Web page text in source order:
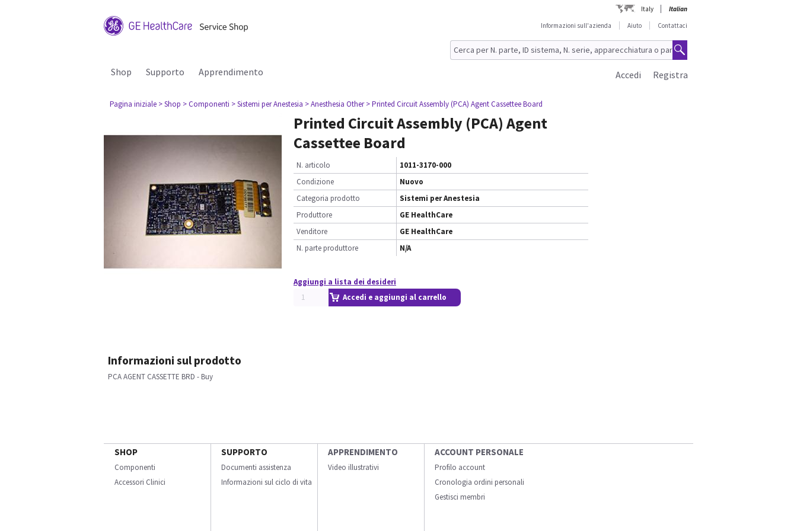
Italy
Italian
Informazioni sull'azienda
Aiuto Contattaci
Shop Supporto Apprendimento Registra
Accedi
Pagina iniziale > Shop > Componenti > Sistemi per Anestesia > Anesthesia Other > Printed Circuit Assembly (PCA) Agent Cassettee Board
Printed Circuit Assembly (PCA) Agent
Cassettee Board
N. articolo
1011-3170-000
Condizione
Nuovo
Categoria prodotto
Sistemi per Anestesia
Produttore
GE HealthCare
Venditore
GE HealthCare
N. parte produttore
N/A
Aggiungi a lista dei desideri
Accedi e aggiungi al carrello
Informazioni sul prodotto
PCA AGENT CASSETTE BRD - Buy
SHOP
Componenti
Accessori Clinici
SUPPORTO
Documenti assistenza
Informazioni sul ciclo di vita
APPRENDIMENTO
Video illustrativi
ACCOUNT PERSONALE
Profilo account
Cronologia ordini personali
Gestisci membri